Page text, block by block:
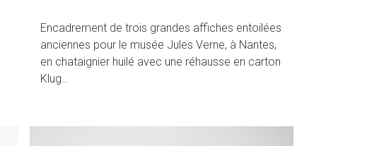
Encadrement de trois grandes affiches entoilées
anciennes pour le musée Jules Verne, à Nantes,
en chataignier huilé avec une réhausse en carton
Klug…